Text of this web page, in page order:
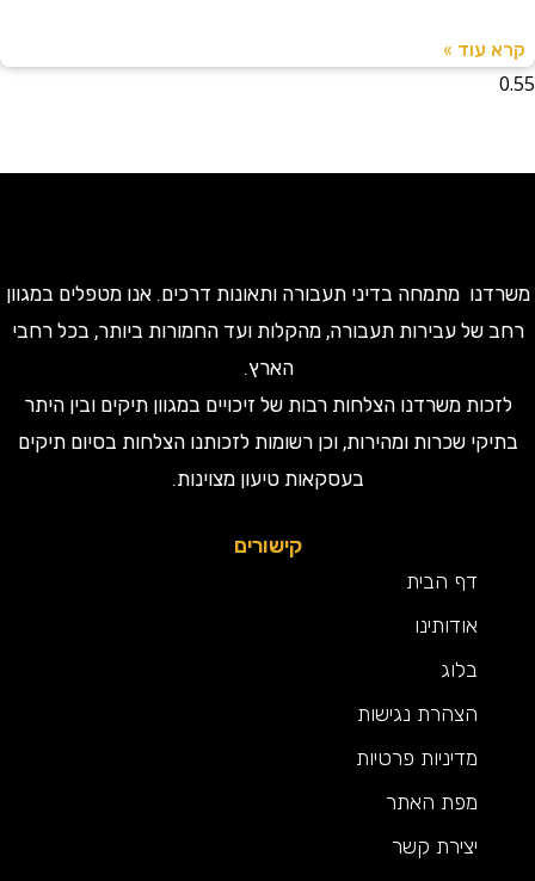
»
מתמחה בדיני תעבורה ותאונות דרכים. אנו מטפלים במגוון
עבירות תעבורה, מהקלות ועד החמורות ביותר, בכל רחבי
הארץ.
משרדנו הצלחות רבות של זיכויים במגוון תיקים ובין היתר
שכרות ומהירות, וכן רשומות לזכותנו הצלחות בסיום תיקים
בעסקאות טיעון מצוינות.
קישורים
דף הבית
אודותינו
הצהרת נגישות
מדיניות פרטיות
מפת האתר
יצירת קשר